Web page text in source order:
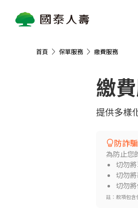
首頁 保單服務 繳費服務
繳
提供多樣
防詐
為防止您
切勿
切勿
切勿
註：款項包含